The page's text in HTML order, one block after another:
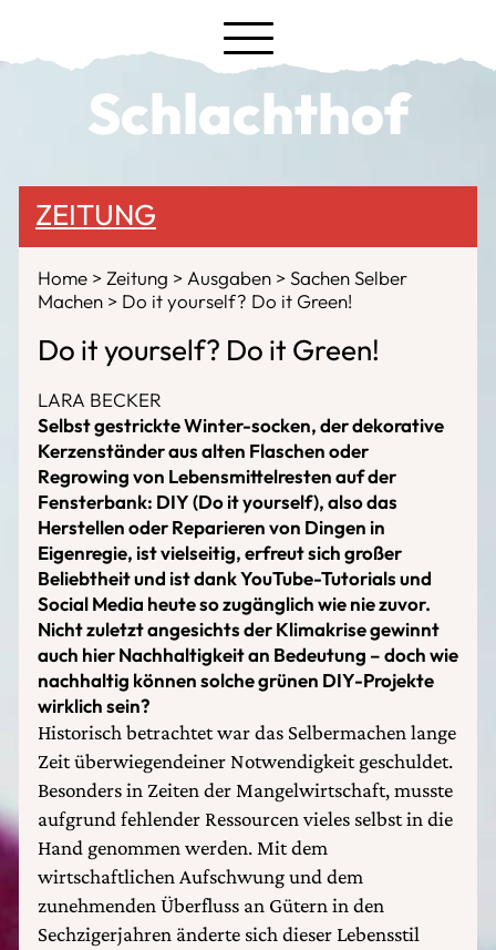
Schlachthof
ZEITUNG
Home Zeitung Ausgaben
Sachen Selber
Machen
Do it yourself? Do it Green!
Do it yourself? Do it Green!
LARA BECKER
Selbst gestrickte Winter-socken, der dekorative
Kerzenständer aus alten Flaschen oder
Regrowing von Lebensmittelresten auf der
Fensterbank: DIY (Do it yourself), also das
Herstellen oder Reparieren von Dingen in
Eigenregie, ist vielseitig, erfreut sich großer
Beliebtheit und ist dank YouTube-Tutorials und
Social Media heute so zugänglich wie nie zuvor.
Nicht zuletzt angesichts der Klimakrise gewinnt
auch hier Nachhaltigkeit an Bedeutung – doch wie
nachhaltig können solche grünen DIY-Projekte
wirklich sein?
Historisch betrachtet war das Selbermachen lange
Zeit überwiegendeiner Notwendigkeit geschuldet.
Besonders in Zeiten der Mangelwirtschaft, musste
aufgrund fehlender Ressourcen vieles selbst in die
Hand genommen werden. Mit dem
wirtschaftlichen Aufschwung und dem
zunehmenden Überfluss an Gütern in den
Sechzigerjahren änderte sich dieser Lebensstil